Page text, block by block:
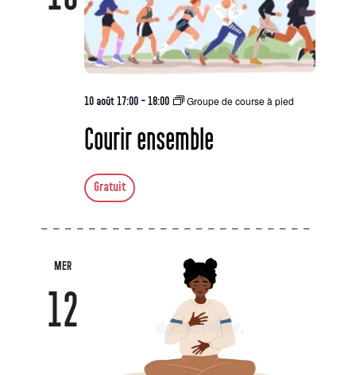
Courir ensemble
10 août 17:00-18:00 Groupe de course à pied
Gratuit
MER
12